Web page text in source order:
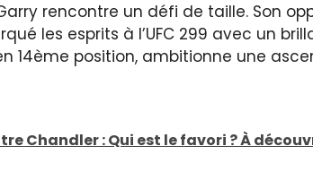
rencontre un défi de taille. Son
les esprits à l’UFC 299 avec un
14ème position, ambitionne une
Chandler : Qui est le favori ? À